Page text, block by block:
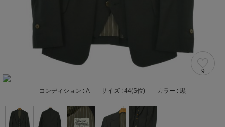
9
コンディション : A サイズ : 44(S位) カラー : 黒